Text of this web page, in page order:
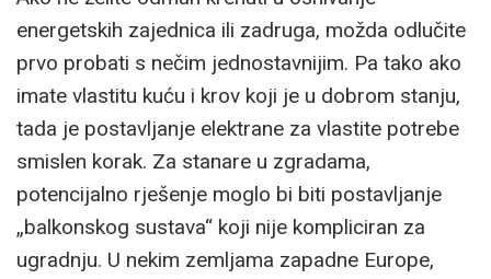
energetskih zajednica ili zadruga, možda odlučite
prvo probati s nečim jednostavnijim. Pa tako ako
imate vlastitu kuću i krov koji je u dobrom stanju,
tada je postavljanje elektrane za vlastite potrebe
smislen korak. Za stanare u zgradama,
potencijalno rješenje moglo bi biti postavljanje
„balkonskog sustava“ koji nije kompliciran za
ugradnju. U nekim zemljama zapadne Europe,